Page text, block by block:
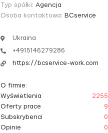
Typ spółki: Agencja
Osoba kontaktowa: BCservice
Ukraina
+4915146279286
https://bcservice-work.com
O firmie:
Wyświetlenia
2255
Oferty prace
9
Subskrybenci
0
Opinie
0